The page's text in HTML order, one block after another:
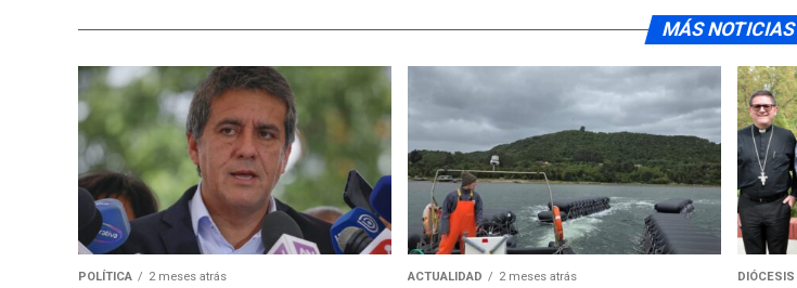
MÁS NOTICIAS
POLÍTICA 2 meses atrás ACTUALIDAD 2 meses atrás DIÓCESIS